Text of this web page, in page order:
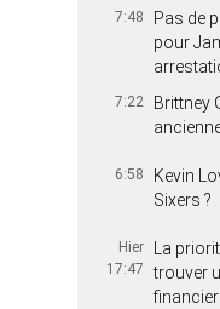
7:48
Pas de
pour
7:22
Brittney
6:58
Kevin
Sixers ?
Hier
17:47
La
trouver
financier